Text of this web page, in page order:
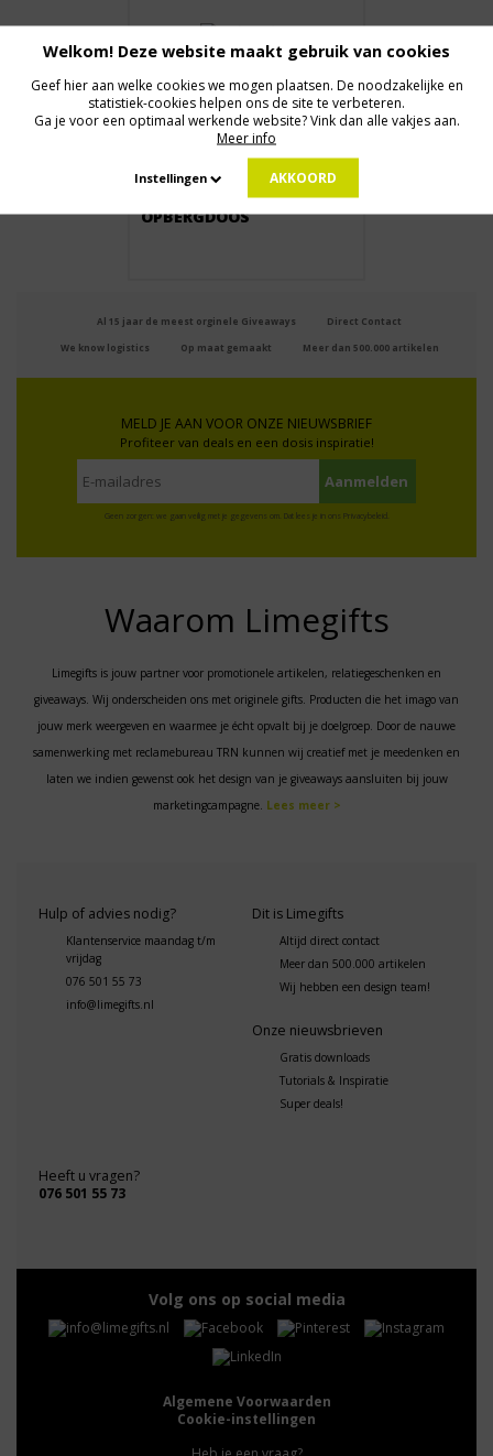
Vanaf € 2,00
OPBERGDOOS
Al 15 jaar de meest orginele Giveaways Direct Contact
We know logistics Op maat gemaakt Meer dan 500.000 artikelen
MELD JE AAN VOOR ONZE NIEUWSBRIEF
Profiteer van deals en een dosis inspiratie!
Geen zorgen: we gaan veilig met je gegevens om. Dat lees je in ons Privacybeleid.
Waarom Limegifts
Limegifts is jouw partner voor promotionele artikelen, relatiegeschenken en
giveaways. Wij onderscheiden ons met originele gifts. Producten die het imago van
jouw merk weergeven en waarmee je écht opvalt bij je doelgroep. Door de nauwe
samenwerking met reclamebureau TRN kunnen wij creatief met je meedenken en
laten we indien gewenst ook het design van je giveaways aansluiten bij jouw
marketingcampagne. Lees meer >
Hulp of advies nodig?
Klantenservice maandag t/m
vrijdag
076 501 55 73
info@limegifts.nl
Dit is Limegifts
Altijd direct contact
Meer dan 500.000 artikelen
Wij hebben een design team!
Onze nieuwsbrieven
Gratis downloads
Tutorials & Inspiratie
Super deals!
Heeft u vragen?
076 501 55 73
Volg ons op social media
Algemene Voorwaarden
Cookie-instellingen
Welkom! Deze website maakt gebruik van cookies
Geef hier aan welke cookies we mogen plaatsen. De noodzakelijke en
statistiek-cookies helpen ons de site te verbeteren.
Ga je voor een optimaal werkende website? Vink dan alle vakjes aan.
Meer info
Instellingen AKKOORD